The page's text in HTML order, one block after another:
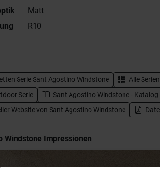
Matt
R10
Serie Sant Agostino Windstone Alle
Serie
Sant Agostino Windstone - Katalog
Website von Sant Agostino Windstone
Windstone Impressionen